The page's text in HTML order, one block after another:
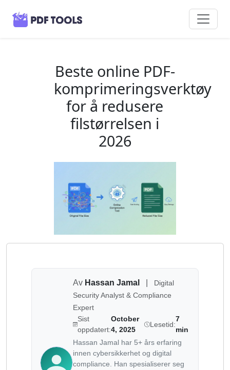
Beste online PDF-
komprimeringsverktøy
for å redusere
filstørrelsen i
2026
Av Hassan Jamal
Digital
Security Analyst & Compliance
Expert
Sist
oppdatert:
October
4, 2025
Lesetid:
7
min
Hassan Jamal har 5+ års erfaring
innen cybersikkerhet og digital
compliance. Han spesialiserer seg